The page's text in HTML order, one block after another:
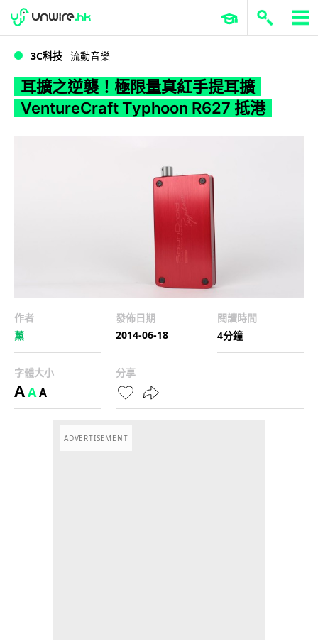
WWDC 2026 ERP 與商業 AI
3C科技 流動音樂
耳擴之逆襲！極限量真紅手提耳擴
VentureCraft Typhoon R627 抵港
作者
薰
發佈日期
2014-06-18
閱讀時間
4分鐘
字體大小
AAA
分享
ADVERTISEMENT